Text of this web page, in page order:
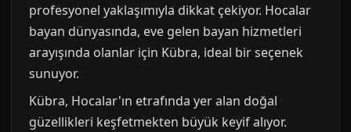
profesyonel yaklaşımıyla dikkat çekiyor. Hocalar
bayan dünyasında, eve gelen bayan hizmetleri
arayışında olanlar için Kübra, ideal bir seçenek
sunuyor.
Kübra, Hocalar'ın etrafında yer alan doğal
güzellikleri keşfetmekten büyük keyif alıyor.